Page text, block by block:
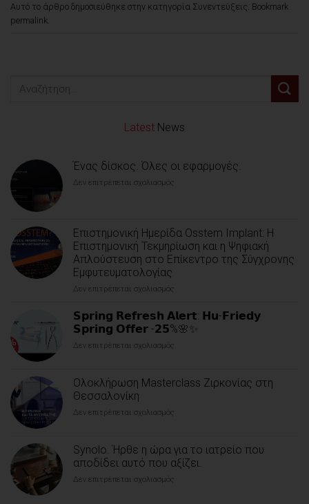
Αυτό το άρθρο δημοσιεύθηκε στην κατηγορία Συνεντεύξεις . Bookmark
permalink
Latest News
Ένας δίσκος. Όλες οι εφαρμογές.
Δεν επιτρέπεται σχολιασμός
οι
εφαρμογές.
Επιστημονική Ημερίδα Osstem Implant: Η
Επιστημονική Τεκμηρίωση και η Ψηφιακή
Απλούστευση στο Επίκεντρο της Σύγχρονης
Εμφυτευματολογίας
Δεν επιτρέπεται σχολιασμός
Ημερίδα
Osstem
και
της
Σύγχρονης
𝗦𝗽𝗿𝗶𝗻𝗴 𝗥𝗲𝗳𝗿𝗲𝘀𝗵 𝗔𝗹𝗲𝗿𝘁: 𝗛𝘂-𝗙𝗿𝗶𝗲𝗱𝘆
𝗦𝗽𝗿𝗶𝗻𝗴 𝗢𝗳𝗳𝗲𝗿 -𝟮𝟱%🌸✨
Δεν επιτρέπεται σχολιασμός
𝗔𝗹𝗲𝗿𝘁:
🌸
✨
Ολοκλήρωση Masterclass Ζιρκονίας στη
Θεσσαλονίκη
Δεν επιτρέπεται σχολιασμός
Ζιρκονίας
στη
Θεσσαλονίκη
Synolo. Ήρθε η ώρα για το ιατρείο που
αποδίδει αυτό που αξίζει.
Δεν επιτρέπεται σχολιασμός